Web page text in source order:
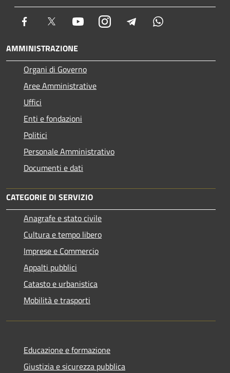
Facebook Twitter YoutubeInstagram Telegram
AMMINISTRAZIONE
Organi di Governo
Aree Amministrative
Uffici
Enti e fondazioni
Politici
Personale Amministrativo
Documenti e dati
CATEGORIE DI SERVIZIO
Anagrafe e stato civile
Cultura e tempo libero
Imprese e Commercio
Appalti pubblici
Catasto e urbanistica
Mobilità e trasporti
Educazione e formazione
Giustizia e sicurezza pubblica